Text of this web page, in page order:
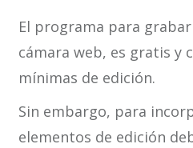
El programa para
cámara web, es gratis y
mínimas de edición.
Sin embargo, para
elementos de edición